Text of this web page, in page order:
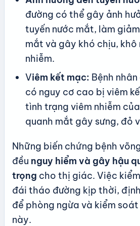
đường có thể gây ảnh
tuyến nước mắt, làm
mắt và gây khó chịu, khô
nhiễm.
Viêm kết mạc: Bệnh
có nguy cơ cao bị viêm
tình trạng viêm nhiễm
quanh mắt gây sưng, đỏ
Những biến chứng bệnh
đều nguy hiểm và gây hậu
trọng cho thị giác. Việc
đái tháo đường kịp thời,
để phòng ngừa và kiểm
này.